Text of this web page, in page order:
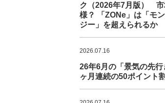
ク（2026年7月版） 市
様？ 「ZONe」は「モ
ジー」を超えられるか
2026.07.16
26年6月の「景気の先
ヶ月連続の50ポイント